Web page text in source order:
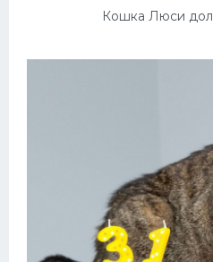
Кошка Люси